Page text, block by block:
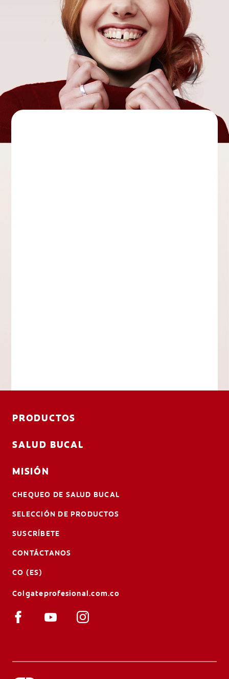
PRODUCTOS
SALUD BUCAL
MISIÓN
CHEQUEO DE SALUD BUCAL
SELECCIÓN DE PRODUCTOS
SUSCRÍBETE
CONTÁCTANOS
CO (ES)
Colgateprofesional.com.co